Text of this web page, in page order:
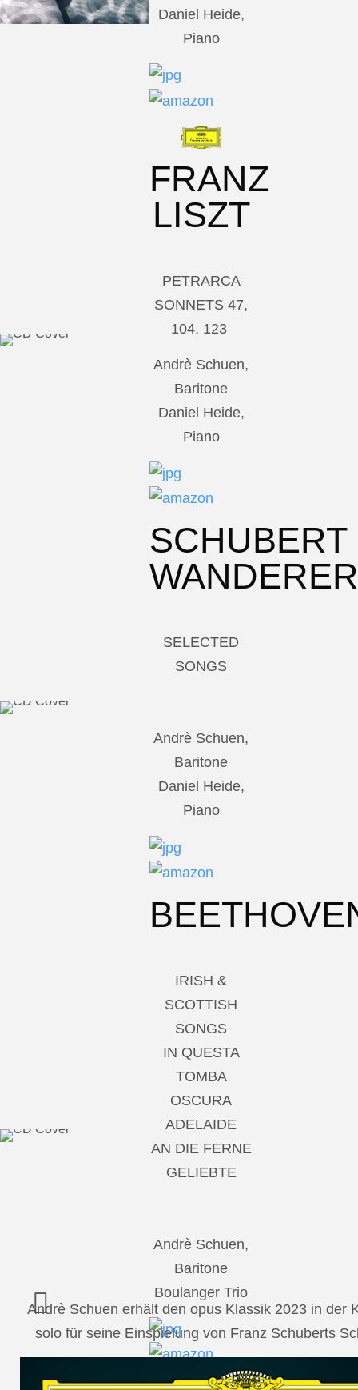
Daniel Heide,
Piano
FRANZ
LISZT
PETRARCA
SONNETS 47,
104, 123
Andrè Schuen,
Baritone
Daniel Heide,
Piano
SCHUBERT
WANDERER
SELECTED
SONGS
Andrè Schuen,
Baritone
Daniel Heide,
Piano
IRISH &
SCOTTISH
SONGS
IN QUESTA
TOMBA
OSCURA
ADELAIDE
AN DIE FERNE
GELIEBTE
Andrè Schuen,
Baritone
Boulanger Trio
Andrè Schuen erhält den opus Klassik 2023 in der
solo für seine Einspielung von Franz Schuberts